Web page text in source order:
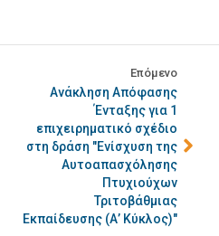
Επόμενο
Ανάκληση Απόφασης
Ένταξης για 1
επιχειρηματικό σχέδιο
στη δράση "Ενίσχυση της
Αυτοαπασχόλησης
Πτυχιούχων
Τριτοβάθμιας
Εκπαίδευσης (Α’ Κύκλος)"